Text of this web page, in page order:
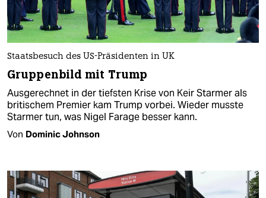
Staatsbesuch des US-Präsidenten in UK
Gruppenbild mit Trump
Ausgerechnet in der tiefsten Krise von Keir Starmer als
britischem Premier kam Trump vorbei. Wieder musste
Starmer tun, was Nigel Farage besser kann.
Von Dominic Johnson